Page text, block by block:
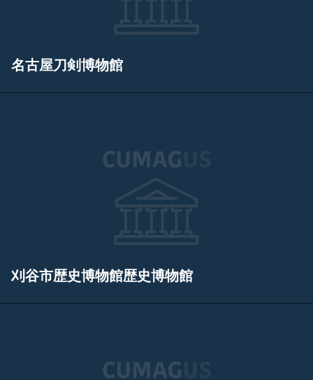
名古屋刀剣博物館
刈谷市歴史博物館歴史博物館